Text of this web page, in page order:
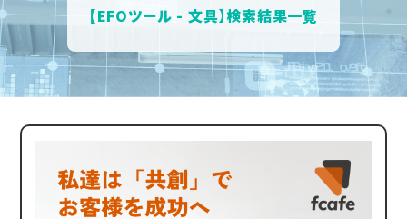
【EFOツール - 文具】検索結果一覧